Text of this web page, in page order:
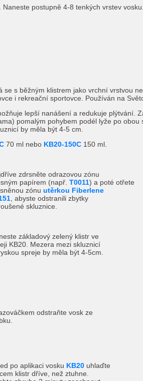
postupně 4-8 tenkých vrstev
se s běžným klistrem jako vrchní vrstvou
i rekreační sportovce. Používán na
lepší nanášení a redukuje plýtvání.
pomalým pohybem podél lyže po obou
by měla být 4-5 cm.
70 ml nebo KB20-150C 150 ml.
zdrsněte odrazovou zónu
papírem (např. T0011) a poté otřete
zónu utěrkou Fiberlene
, abyste odstranili zbytky
skluznice.
základový zelený klistr ve
KB20. Mezera mezi skluznicí
spreje by měla být 4-5cm.
odstraňte vosk ze
po aplikaci vosku KB20 uhlaďte
klistr dříve, než ztuhne.